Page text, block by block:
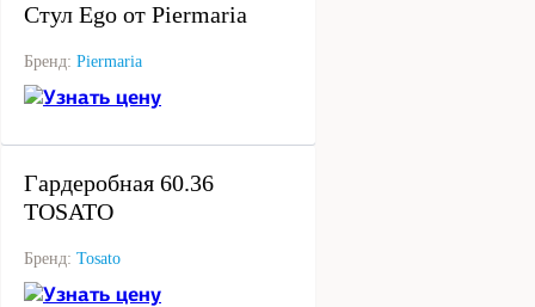
Стул Ego от Piermaria
Бренд: Piermaria
Узнать цену
Гардеробная 60.36
TOSATO
Бренд: Tosato
Узнать цену